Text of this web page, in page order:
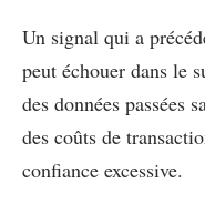
Un signal qui a
peut échouer dans le
des données passées
des coûts de
confiance excessive.